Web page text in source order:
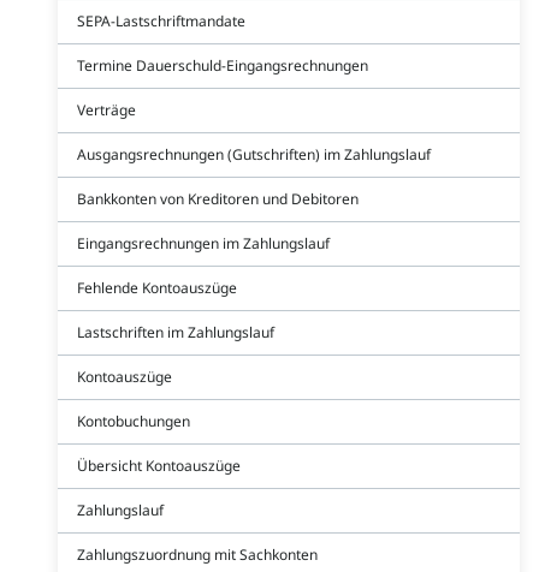
SEPA-Lastschriftmandate
Termine Dauerschuld-Eingangsrechnungen
Verträge
Ausgangsrechnungen (Gutschriften) im Zahlungslauf
Bankkonten von Kreditoren und Debitoren
Eingangsrechnungen im Zahlungslauf
Fehlende Kontoauszüge
Lastschriften im Zahlungslauf
Kontoauszüge
Kontobuchungen
Übersicht Kontoauszüge
Zahlungslauf
Zahlungszuordnung mit Sachkonten